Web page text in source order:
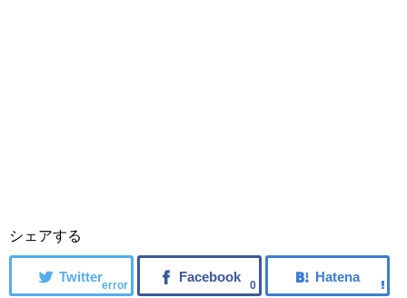
シェアする
error 0